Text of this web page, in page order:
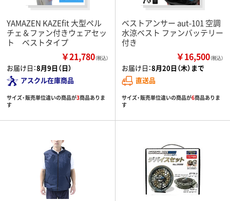
YAMAZEN KAZEfit 大型ペル
チェ＆ファン付きウェアセッ
ト ベストタイプ
￥21,780（税込）
お届け日：8月9日（日）
アスクル在庫商品
サイズ・販売単位違いの商品が3商品ありま
す
ベストアンサー aut-101 空調
水涼ベスト ファンバッテリー
付き
￥16,500（税込）
お届け日：8月20日（木）まで
直送品
サイズ・販売単位違いの商品が6商品ありま
す